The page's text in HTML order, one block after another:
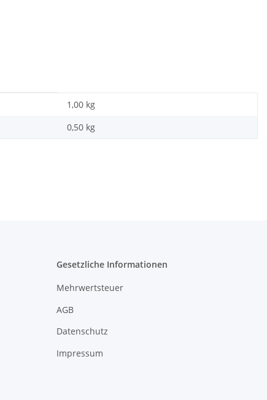
1,00 kg
0,50 kg
Gesetzliche Informationen
Mehrwertsteuer
AGB
Datenschutz
Impressum